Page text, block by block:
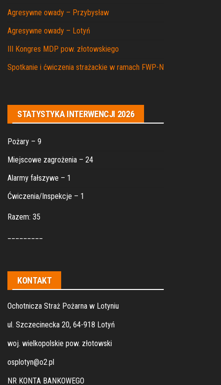
Agresywne owady – Przybysław
Agresywne owady – Lotyń
III Kongres MDP pow. złotowskiego
Spotkanie i ćwiczenia strażackie w ramach FWP-N
STATYSTYKA INTERWENCJI 2026
Pożary – 9
Miejscowe zagrożenia – 24
Alarmy fałszywe – 1
Ćwiczenia/Inspekcje – 1
Razem: 35
KONTAKT
Ochotnicza Straż Pożarna w Lotyniu
ul. Szczecinecka 20, 64-918 Lotyń
woj. wielkopolskie pow. złotowski
osplotyn@o2.pl
NR KONTA BANKOWEGO